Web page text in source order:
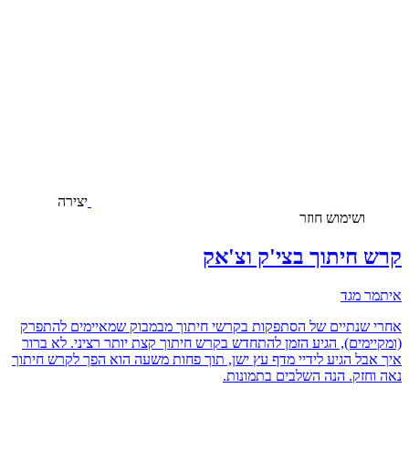
יצירה
ושימוש חוזר
קרש חיתוך בצי'ק וצ'אק
איתמר מגד
אחרי שנתיים של הסתפקות בקרשי חיתוך מבמבוק שמאיימים להתפרק
(ומקיימים), הגיע הזמן להתחדש בקרש חיתוך קצת יותר רציני. לא ברור
איך אבל הגיע לידיי מדף עץ ישן, תוך פחות משעה הוא הפך לקרש חיתוך
נאה וחזק. הנה השלבים בתמונות.